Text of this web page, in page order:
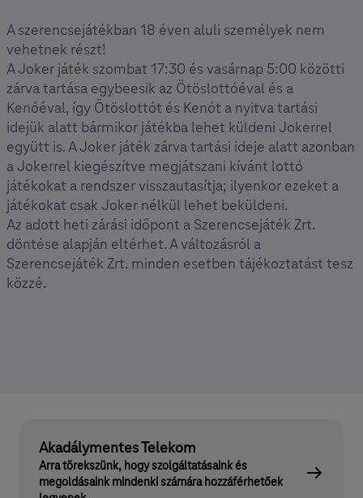
A szerencsejátékban 18 éven aluli személyek nem
vehetnek részt!
A Joker játék szombat 17:30 és vasárnap 5:00 közötti
zárva tartása egybeesik az Ötöslottóéval és a
Kenóéval, így Ötöslottót és Kenót a nyitva tartási
idejük alatt bármikor játékba lehet küldeni Jokerrel
együtt is. A Joker játék zárva tartási ideje alatt azonban
a Jokerrel kiegészítve megjátszani kívánt lottó
játékokat a rendszer visszautasítja; ilyenkor ezeket a
játékokat csak Joker nélkül lehet beküldeni.
Az adott heti zárási időpont a Szerencsejáték Zrt.
döntése alapján eltérhet. A változásról a
Szerencsejáték Zrt. minden esetben tájékoztatást tesz
közzé.
Akadálymentes Telekom
Arra törekszünk, hogy szolgáltatásaink és
megoldásaink mindenki számára hozzáférhetőek